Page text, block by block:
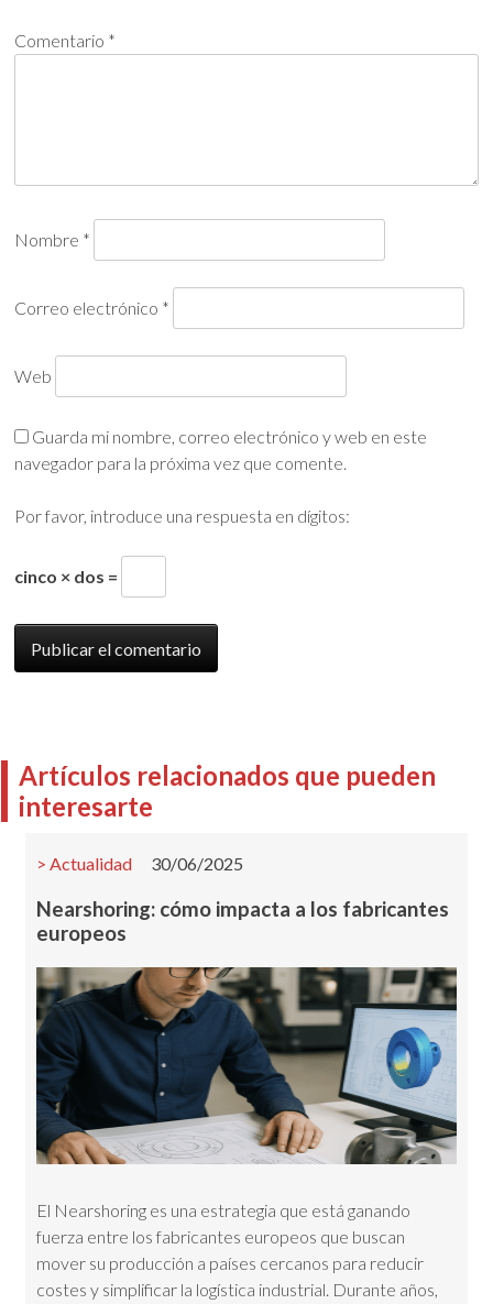
Comentario *
Nombre *
Correo electrónico *
Web
Guarda mi nombre, correo electrónico y web en este
navegador para la próxima vez que comente.
Por favor, introduce una respuesta en dígitos:
cinco × dos =
Artículos relacionados que pueden
interesarte
Actualidad 30/06/2025
Nearshoring: cómo impacta a los fabricantes
europeos
El Nearshoring es una estrategia que está ganando
fuerza entre los fabricantes europeos que buscan
mover su producción a países cercanos para reducir
costes y simplificar la logística industrial. Durante años,